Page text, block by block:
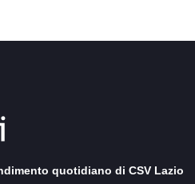
quotidiano di CSV Lazio